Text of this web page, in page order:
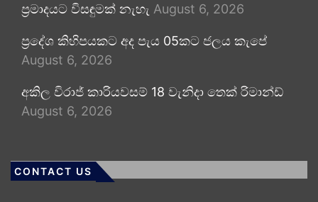
ප්‍රමාදයට විසඳුමක් නැහැ August 6, 2026
ප්‍රදේශ කිහිපයකට අද පැය 05කට ජලය කැපේ
August 6, 2026
අකිල විරාජ් කාරියවසම් 18 වැනිදා තෙක් රිමාන්ඩ්
August 6, 2026
CONTACT US